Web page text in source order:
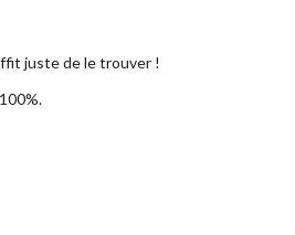
juste de le trouver !